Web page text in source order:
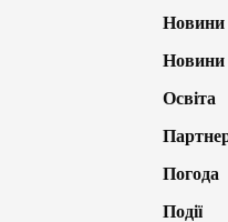
Новини
Новини
Освіта
Погода
Події